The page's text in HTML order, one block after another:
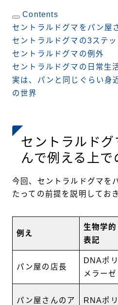
Contents
セントラルドグマをパン屋
セントラルドグマの3ステ
セントラルドグマの例外
セントラルドグマの日常生
実は、パンと同じぐらい身
の世界
セントラルド
んで例える上で
今回、セントラルドグマを
たっての前提を説明してお
例え
生物学的
表記
パン屋の店長
DNAポリ
メラーゼ
パン屋さんのア
RNAポリ